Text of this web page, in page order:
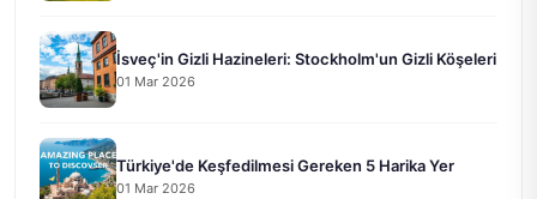
İsveç'in Gizli Hazineleri: Stockholm'un Gizli Köşeleri
01 Mar 2026
Türkiye'de Keşfedilmesi Gereken 5 Harika Yer
01 Mar 2026